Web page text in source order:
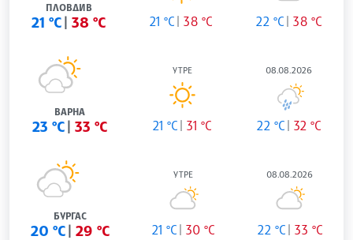
ПЛОВДИВ
21 °C 38 °C 21 °C 38 °C 22 °C 38 °C
ВАРНА
23 °C 33 °C
УТРЕ
21 °C 31 °C
08.08.2026
22 °C 32 °C
БУРГАС
20 °C 29 °C
УТРЕ
21 °C 30 °C
08.08.2026
22 °C 33 °C